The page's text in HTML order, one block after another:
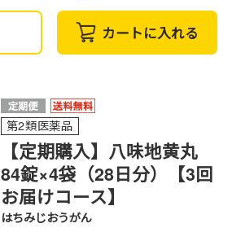
カートに入れる
第2類医薬品
【定期購入】八味地黄丸
84錠×4袋（28日分）【3回
お届けコース】
はちみじおうがん